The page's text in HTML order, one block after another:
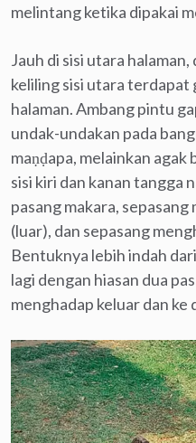
melintang ketika dipakai
Jauh di sisi utara
keliling sisi utara terdapat
halaman. Ambang pintu
undak-undakan pada
maṇḍapa, melainkan
sisi kiri dan kanan tangga
pasang makara,
(luar), dan sepasang
Bentuknya lebih indah
lagi dengan hiasan dua
menghadap keluar dan ke